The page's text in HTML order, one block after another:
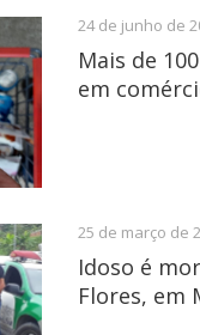
24 de junho de
Mais de
em
25 de março de
Idoso é
Flores, em